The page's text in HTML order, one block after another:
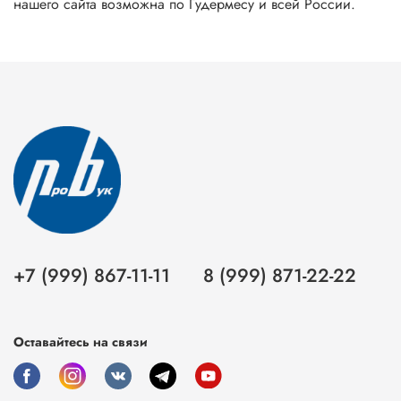
+7 (999) 867-11-11 8 (999) 871-22-22
Оставайтесь на связи